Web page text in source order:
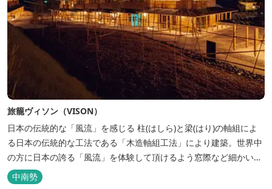
旅籠ヴィソン（VISON）
日本の伝統的な「風流」を感じる 柱(はしら)と梁(はり)の軸組によ
る日本の伝統的な工法である「木造軸組工法」により建築。世界中
の方に日本の誇る「風流」を体験して頂けるよう窓際など細かいデ
ィテールにこだわりました。4棟から成る旅籠棟では各棟1階に入居
するテナントプロデュースにより洗練された世界観を各客室でお楽
中南勢